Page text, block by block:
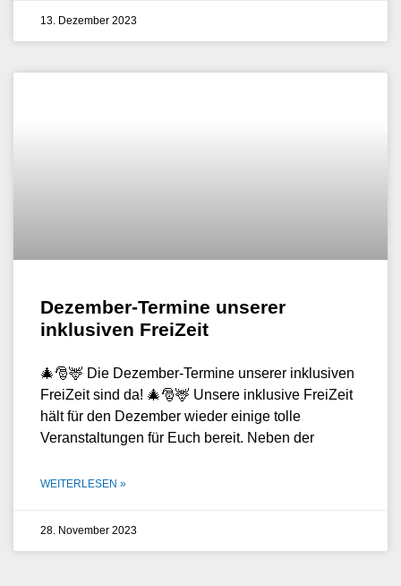
13. Dezember 2023
Dezember-Termine unserer
inklusiven FreiZeit
🎄🎅🦌 Die Dezember-Termine unserer inklusiven
FreiZeit sind da! 🎄🎅🦌 Unsere inklusive FreiZeit
hält für den Dezember wieder einige tolle
Veranstaltungen für Euch bereit. Neben der
WEITERLESEN »
28. November 2023